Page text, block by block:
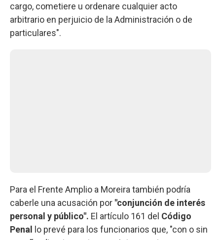
cargo, cometiere u ordenare cualquier acto
arbitrario en perjuicio de la Administración o de
particulares".
Para el Frente Amplio a Moreira también podría
caberle una acusación por "conjunción de interés
personal y público". El artículo 161 del Código
Penal
lo prevé para los funcionarios que, "con o sin